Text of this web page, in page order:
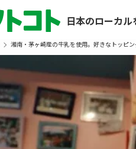
日本のローカル
湘南・茅ヶ崎産の牛乳を使用。好きなトッピ